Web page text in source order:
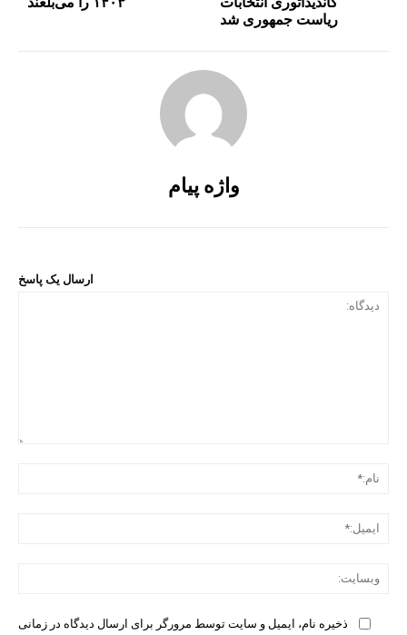
ریاست جمهوری شد
واژه پیام
ارسال یک پاسخ
ذخیره نام، ایمیل و سایت توسط مرورگر برای ارسال دیدگاه در زمانی